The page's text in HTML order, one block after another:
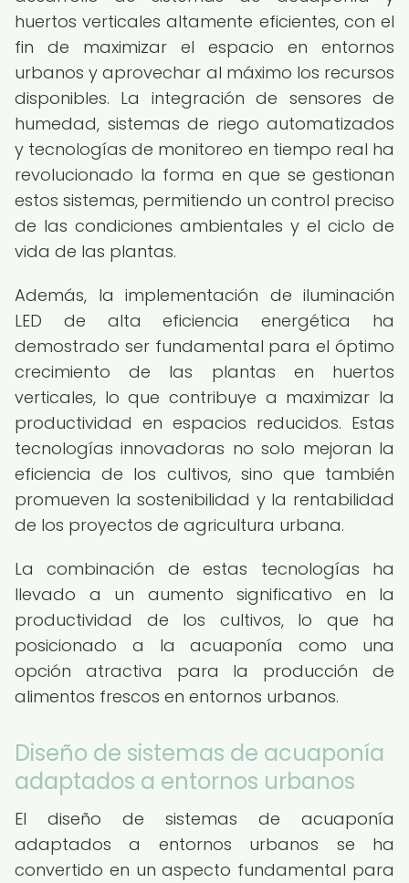
huertos verticales altamente eficientes, con el
fin de maximizar el espacio en entornos
urbanos y aprovechar al máximo los recursos
disponibles. La integración de sensores de
humedad, sistemas de riego automatizados
y tecnologías de monitoreo en tiempo real ha
revolucionado la forma en que se gestionan
estos sistemas, permitiendo un control preciso
de las condiciones ambientales y el ciclo de
vida de las plantas.
Además, la implementación de iluminación
LED de alta eficiencia energética ha
demostrado ser fundamental para el óptimo
crecimiento de las plantas en huertos
verticales, lo que contribuye a maximizar la
productividad en espacios reducidos. Estas
tecnologías innovadoras no solo mejoran la
eficiencia de los cultivos, sino que también
promueven la sostenibilidad y la rentabilidad
de los proyectos de agricultura urbana.
La combinación de estas tecnologías ha
llevado a un aumento significativo en la
productividad de los cultivos, lo que ha
posicionado a la acuaponía como una
opción atractiva para la producción de
alimentos frescos en entornos urbanos.
Diseño de sistemas de acuaponía
adaptados a entornos urbanos
El diseño de sistemas de acuaponía
adaptados a entornos urbanos se ha
convertido en un aspecto fundamental para